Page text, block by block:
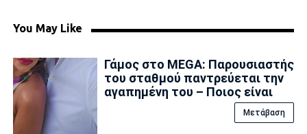
You May Like
Γάμος στο MEGA: Παρουσιαστής
του σταθμού παντρεύεται την
αγαπημένη του – Ποιος είναι
Μετάβαση